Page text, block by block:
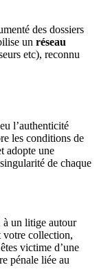
des dossiers
un réseau
etc), reconnu
l’authenticité
les conditions de
adopte une
de chaque
à un litige autour
votre collection,
victime d’une
pénale liée au